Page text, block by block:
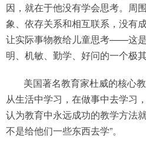
因，就在于他没有学会思考。周
象、依存关系和相互联系，没
让实际事物教给儿童思考——这
明、机敏、勤学、好问的一个极
美国著名教育家杜威的核心
从生活中学习，在做事中去学习
认为教育中永远成功的教学方法
不是给他们一些东西去学”。